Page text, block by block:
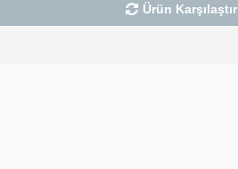
Ürün Karşılaştır